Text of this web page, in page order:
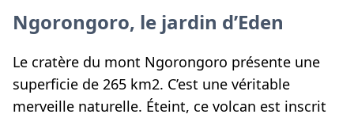
Ngorongoro, le jardin d’Eden
Le cratère du mont Ngorongoro présente une
superficie de 265 km2. C’est une véritable
merveille naturelle. Éteint, ce volcan est inscrit